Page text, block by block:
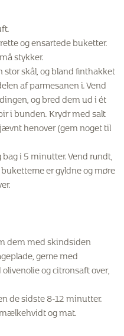
og ensartede buketter.
stykker.
skål, og bland finthakket
af parmesanen i. Vend
og bred dem ud i ét
i bunden. Krydr med salt
henover (gem noget til
i 5 minutter. Vend rundt,
er gyldne og møre
dem med skindsiden
gerne med
og citronsaft over,
de sidste 8-12 minutter.
og mat.